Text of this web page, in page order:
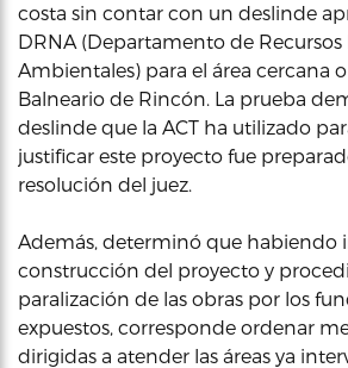
costa sin contar con un deslinde
DRNA (Departamento de Recursos
Ambientales) para el área cercana
Balneario de Rincón. La prueba
deslinde que la ACT ha utilizado
justificar este proyecto fue
resolución del juez.
Además, determinó que habiendo
construcción del proyecto y
paralización de las obras por los
expuestos, corresponde ordenar
dirigidas a atender las áreas ya